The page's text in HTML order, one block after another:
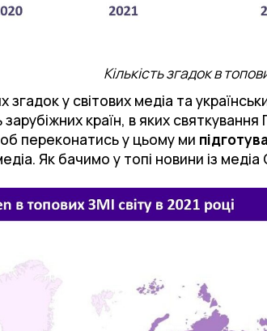
Кількість згадок в
згадок у світових медіа та
країн, в яких
переконатись у цьому ми
Як бачимо у топі новини із